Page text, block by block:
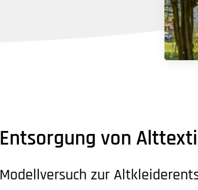
Entsorgung von
Modellversuch zur